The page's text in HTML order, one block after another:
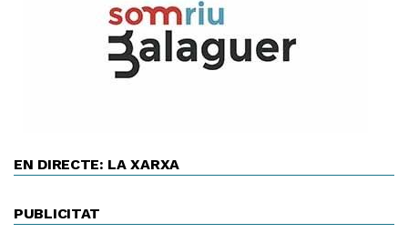
EN DIRECTE: LA XARXA
PUBLICITAT